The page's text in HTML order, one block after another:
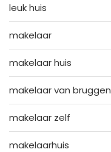
leuk huis
makelaar
makelaar huis
makelaar van bruggen
makelaar zelf
makelaarhuis